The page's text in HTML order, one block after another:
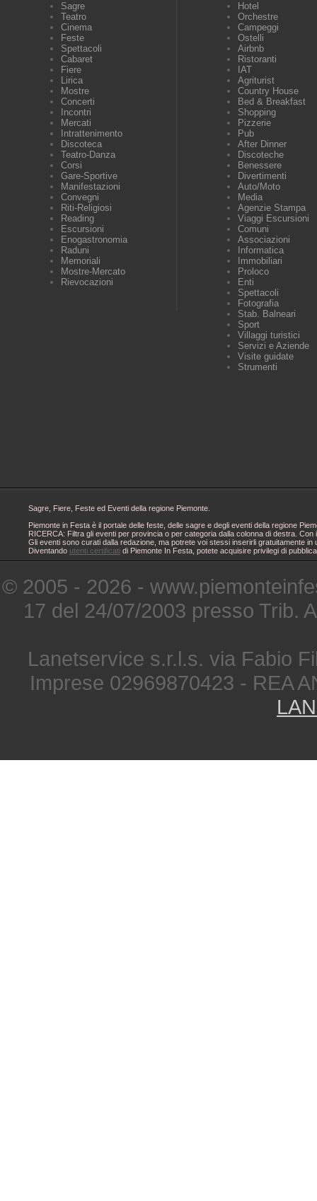
Sagre
Teatro
Cinema
Feste
Spettacoli
Cabaret
Fiere
Lirica
Mostre
Concerti
Incontri
Mercati
Intrattenimento
Discoteca
Teatro-Danza
Corsi
Gare-Sportive
Manifestazioni
Convegni
Riti-Religiosi
Reading
Escursioni
Enogastronomia
Raduni
Memoriali
Mostre-Mercato
Rievocazioni
Hotel
Orchestre
Campeggi
Ostelli
Airbnb
Ristoranti
IAT
Agriturist
Country House
Bed & Breakfast
Shopping
Pizzerie
Pub
After Dinner
Discoteche
Benessere
Divertimenti
Auto/Moto
Media
Agenzie Stampa
Viaggi Escursioni
Comuni
Associazioni
Informatica
Immobiliari
Proloco
Enti
Spettacoli
Fotografia
Stab. Balneari
Sport
Villaggi turistici
Servizi e Aziende
Visite guidate
Strumenti
Sagre, Fiere, Feste ed Eventi della regione Piemonte.
Piemonte in Festa è il portale delle feste, delle sagre e degli eventi della regione
RICERCA: Filtra gli eventi per provincia o per categoria dalla colonna di destra.
Gli eventi sono curati dalla redazione, ma potrete voi stessi inserirli gratuitamente
Diventando utenti certificati di Piemonte In Festa, potete acquisire privilegi di
© 2005 - 2026 -
17 del 24/07/2003 presso Trib.
Lanetservice s.r.l.s. via Fabio
Imprese 02969870423 - REA